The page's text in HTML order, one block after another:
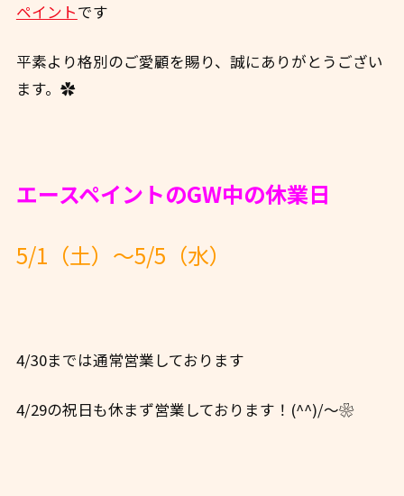
ペイントです
平素より格別のご愛顧を賜り、誠にありがとうござい
ます。✿
エースペイントのGW中の休業日
5/1（土）～5/5（水）
4/30までは通常営業しております
4/29の祝日も休まず営業しております！(^^)/～❀